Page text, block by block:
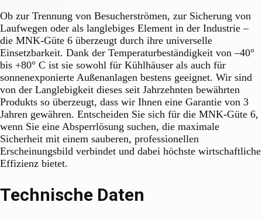
Ob zur Trennung von Besucherströmen, zur Sicherung von
Laufwegen oder als langlebiges Element in der Industrie –
die MNK-Güte 6 überzeugt durch ihre universelle
Einsetzbarkeit. Dank der Temperaturbeständigkeit von –40°
bis +80° C ist sie sowohl für Kühlhäuser als auch für
sonnenexponierte Außenanlagen bestens geeignet. Wir sind
von der Langlebigkeit dieses seit Jahrzehnten bewährten
Produkts so überzeugt, dass wir Ihnen eine Garantie von 3
Jahren gewähren. Entscheiden Sie sich für die MNK-Güte 6,
wenn Sie eine Absperrlösung suchen, die maximale
Sicherheit mit einem sauberen, professionellen
Erscheinungsbild verbindet und dabei höchste wirtschaftliche
Effizienz bietet.
Technische Daten